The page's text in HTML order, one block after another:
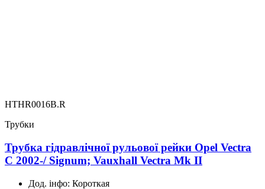
HTHR0016B.R
Трубки
Трубка гідравлічної рульової рейки Opel Vectra
C 2002-/ Signum; Vauxhall Vectra Mk II
Дод. інфо: Короткая